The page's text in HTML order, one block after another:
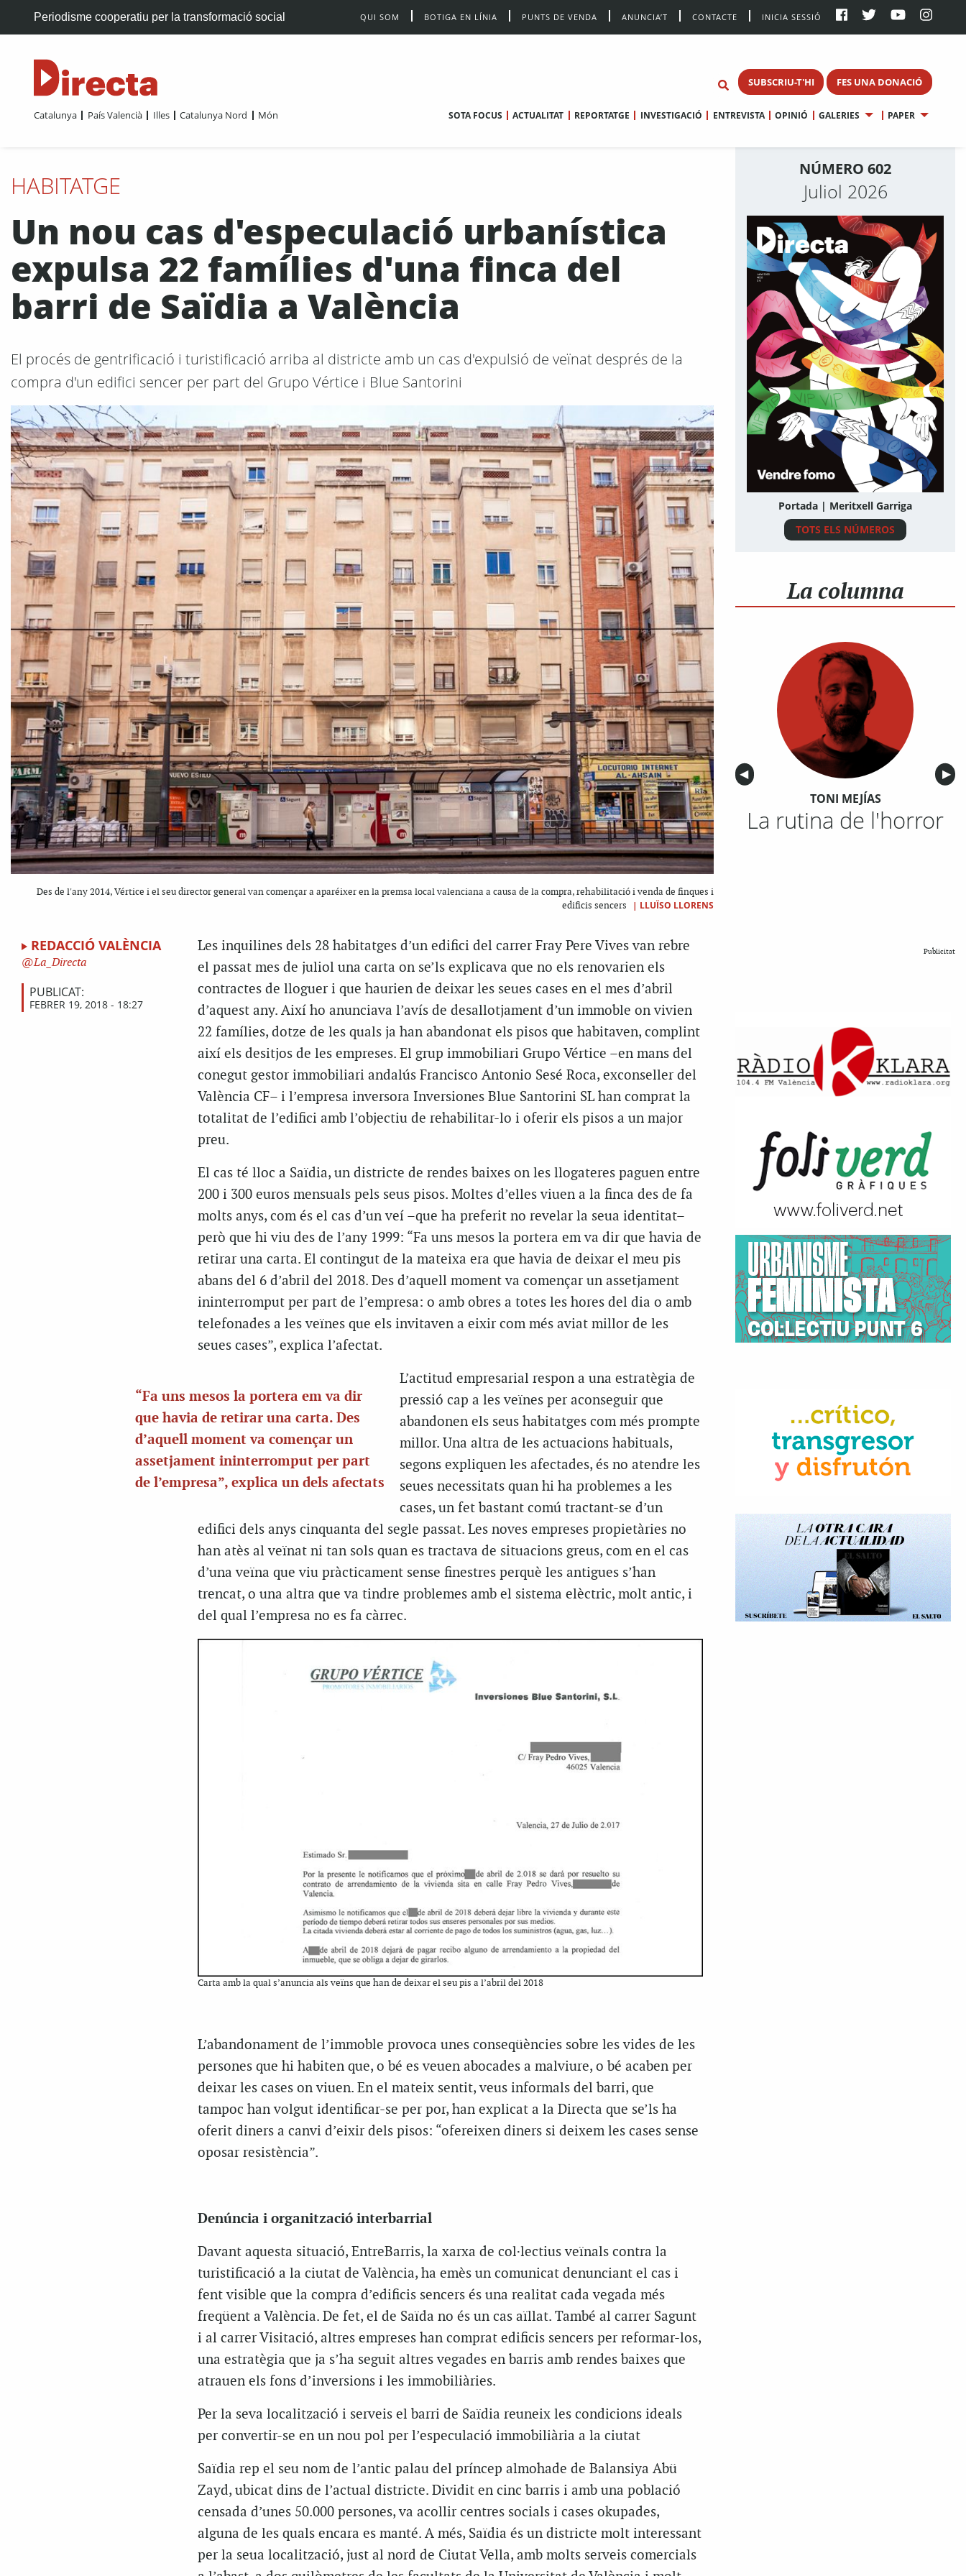
Periodisme cooperatiu per la transformació social QUI SOM BOTIGA EN LÍNIA PUNTS DE VENDA ANUNCIA’T CONTACTE INICIA SESSIÓ
SUBSCRIU-T'HI FES UNA DONACIÓ
Catalunya País Valencià Illes Catalunya Nord Món SOTA FOCUS ACTUALITAT REPORTATGE INVESTIGACIÓ ENTREVISTA OPINIÓ GALERIES PAPER
HABITATGE
Un nou cas d'especulació urbanística
expulsa 22 famílies d'una finca del
barri de Saïdia a València
El procés de gentrificació i turistificació arriba al districte amb un cas d'expulsió de veïnat després de la
compra d'un edifici sencer per part del Grupo Vértice i Blue Santorini
Des de l'any 2014, Vértice i el seu director general van començar a aparéixer en la premsa local valenciana a causa de la compra, rehabilitació i venda de finques i
edificis sencers
| LLUÏSO LLORENS
REDACCIÓ VALÈNCIA
La_Directa
PUBLICAT:
FEBRER 19, 2018 - 18:27
Les inquilines dels 28 habitatges d’un edifici del carrer Fray Pere Vives van rebre
el passat mes de juliol una carta on se’ls explicava que no els renovarien els
contractes de lloguer i que haurien de deixar les seues cases en el mes d’abril
d’aquest any. Així ho anunciava l’avís de desallotjament d’un immoble on vivien
22 famílies, dotze de les quals ja han abandonat els pisos que habitaven, complint
així els desitjos de les empreses. El grup immobiliari Grupo Vértice –en mans del
conegut gestor immobiliari andalús Francisco Antonio Sesé Roca, exconseller del
València CF– i l’empresa inversora Inversiones Blue Santorini SL han comprat la
totalitat de l’edifici amb l’objectiu de rehabilitar-lo i oferir els pisos a un major
preu.
El cas té lloc a Saïdia, un districte de rendes baixes on les llogateres paguen entre
200 i 300 euros mensuals pels seus pisos. Moltes d’elles viuen a la finca des de fa
molts anys, com és el cas d’un veí –que ha preferit no revelar la seua identitat–
però que hi viu des de l’any 1999: “Fa uns mesos la portera em va dir que havia de
retirar una carta. El contingut de la mateixa era que havia de deixar el meu pis
abans del 6 d’abril del 2018. Des d’aquell moment va començar un assetjament
ininterromput per part de l’empresa: o amb obres a totes les hores del dia o amb
telefonades a les veïnes que els invitaven a eixir com més aviat millor de les
seues cases”, explica l’afectat.
“Fa uns mesos la portera em va dir
que havia de retirar una carta. Des
d’aquell moment va començar un
assetjament ininterromput per part
de l’empresa”, explica un dels afectats
L’actitud empresarial respon a una estratègia de
pressió cap a les veïnes per aconseguir que
abandonen els seus habitatges com més prompte
millor. Una altra de les actuacions habituals,
segons expliquen les afectades, és no atendre les
seues necessitats quan hi ha problemes a les
cases, un fet bastant comú tractant-se d’un
edifici dels anys cinquanta del segle passat. Les noves empreses propietàries no
han atès al veïnat ni tan sols quan es tractava de situacions greus, com en el cas
d’una veïna que viu pràcticament sense finestres perquè les antigues s’han
trencat, o una altra que va tindre problemes amb el sistema elèctric, molt antic, i
del qual l’empresa no es fa càrrec.
Carta amb la qual s’anuncia als veïns que han de deixar el seu pis a l’abril del 2018
L’abandonament de l’immoble provoca unes conseqüències sobre les vides de les
persones que hi habiten que, o bé es veuen abocades a malviure, o bé acaben per
deixar les cases on viuen. En el mateix sentit, veus informals del barri, que
tampoc han volgut identificar-se per por, han explicat a la Directa que se’ls ha
oferit diners a canvi d’eixir dels pisos: “ofereixen diners si deixem les cases sense
oposar resistència”.
Denúncia i organització interbarrial
Davant aquesta situació, EntreBarris, la xarxa de col·lectius veïnals contra la
turistificació a la ciutat de València, ha emès un comunicat denunciant el cas i
fent visible que la compra d’edificis sencers és una realitat cada vegada més
freqüent a València. De fet, el de Saïda no és un cas aïllat. També al carrer Sagunt
i al carrer Visitació, altres empreses han comprat edificis sencers per reformar-los,
una estratègia que ja s’ha seguit altres vegades en barris amb rendes baixes que
atrauen els fons d’inversions i les immobiliàries.
Per la seva localització i serveis el barri de Saïdia reuneix les condicions ideals
per convertir-se en un nou pol per l’especulació immobiliària a la ciutat
Saïdia rep el seu nom de l’antic palau del príncep almohade de Balansiya Abü
Zayd, ubicat dins de l’actual districte. Dividit en cinc barris i amb una població
censada d’unes 50.000 persones, va acollir centres socials i cases okupades,
alguna de les quals encara es manté. A més, Saïdia és un districte molt interessant
per la seua localització, just al nord de Ciutat Vella, amb molts serveis comercials
NÚMERO 602
Juliol 2026
Portada | Meritxell Garriga
TOTS ELS NÚMEROS
La columna
Anterior
◀︎ ▶︎
TONI MEJÍAS
La rutina de l'horror
Publicitat